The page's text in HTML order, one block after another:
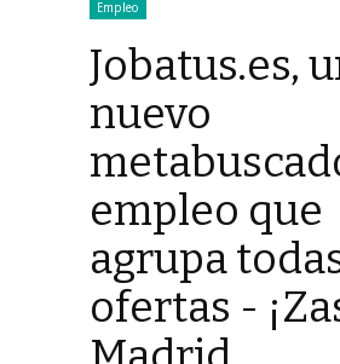
Empleo
Jobatus.es,
nuevo
empleo que
agrupa
ofertas -